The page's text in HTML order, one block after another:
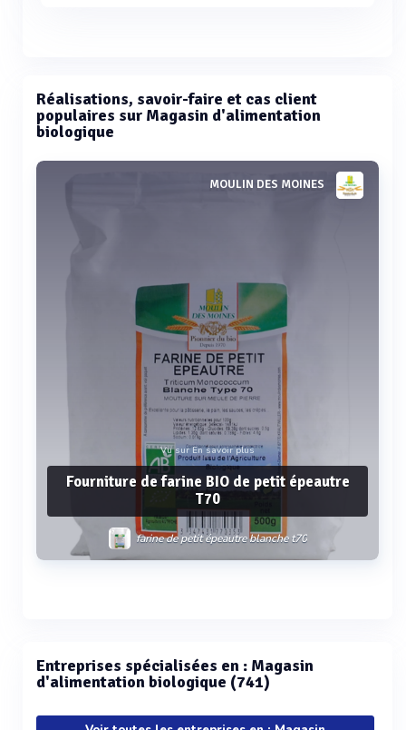
Réalisations, savoir-faire et cas client
populaires sur Magasin d'alimentation
biologique
MOULIN DES MOINES
Vu sur En savoir plus
Fourniture de farine BIO de petit épeautre
T70
farine de petit épeautre blanche t70
Entreprises spécialisées en : Magasin
d'alimentation biologique (741)